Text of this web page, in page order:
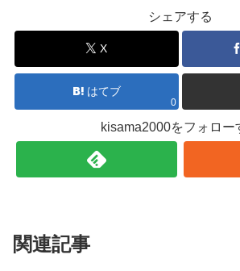
シェアする
X
はてブ
0
kisama2000をフォロー
関連記事